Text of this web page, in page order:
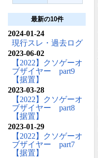
最新の10件
2024-01-24
現行スレ・過去ログ
2023-06-02
【2022】クソゲーオ
ブザイヤー part9
【据置】
2023-03-28
【2022】クソゲーオ
ブザイヤー part8
【据置】
2023-01-29
【2022】クソゲーオ
ブザイヤー part7
【据置】